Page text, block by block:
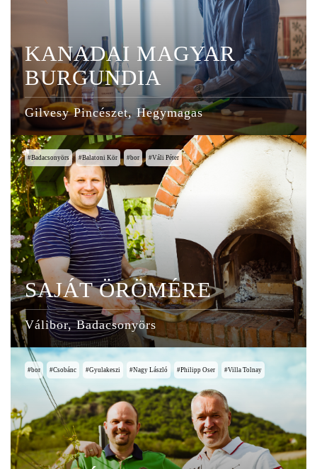
KANADAI MAGYAR
BURGUNDIA
Gilvesy Pincészet, Hegymagas
Badacsonyörs Balatoni Kör bor Váli Péter
SAJÁT ÖRÖMÉRE
Válibor, Badacsonyörs
bor Csobánc Gyulakeszi Nagy László Philipp Oser Villa Tolnay